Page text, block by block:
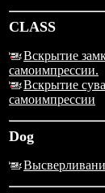
CLASS
Вскрытие
самоимпрессии.
Вскрытие
самоимпрессии
Dog